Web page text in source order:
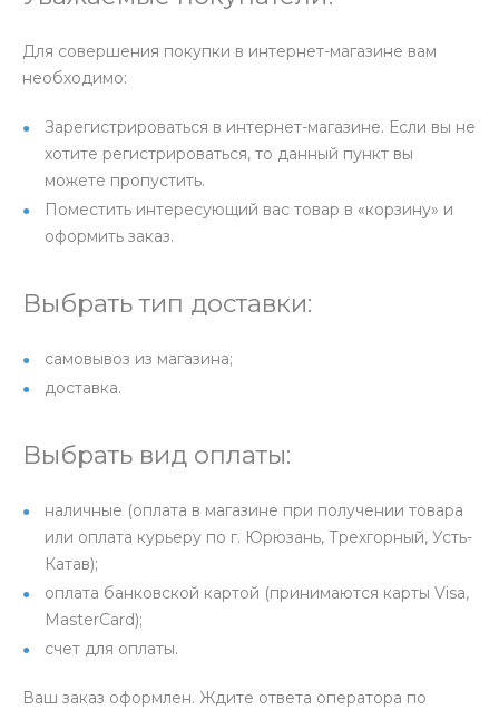
Для совершения покупки в интернет-магазине вам
необходимо:
Зарегистрироваться в интернет-магазине. Если вы не
хотите регистрироваться, то данный пункт вы
можете пропустить.
Поместить интересующий вас товар в «корзину» и
оформить заказ.
Выбрать тип доставки:
самовывоз из магазина;
доставка.
Выбрать вид оплаты:
наличные (оплата в магазине при получении товара
или оплата курьеру по г. Юрюзань, Трехгорный, Усть-
Катав);
оплата банковской картой (принимаются карты Visa,
MasterCard);
счет для оплаты.
Ваш заказ оформлен. Ждите ответа оператора по